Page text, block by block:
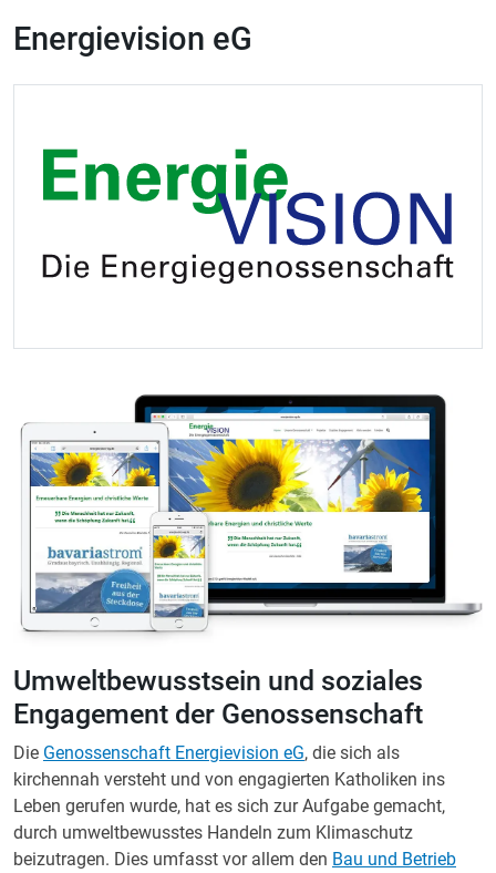
Energievision eG
Umweltbewusstsein und soziales
Engagement der Genossenschaft
Die Genossenschaft Energievision eG, die sich als
kirchennah versteht und von engagierten Katholiken ins
Leben gerufen wurde, hat es sich zur Aufgabe gemacht,
durch umweltbewusstes Handeln zum Klimaschutz
beizutragen. Dies umfasst vor allem den Bau und Betrieb